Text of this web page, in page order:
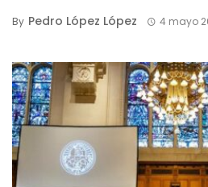
By Pedro López López 4 mayo